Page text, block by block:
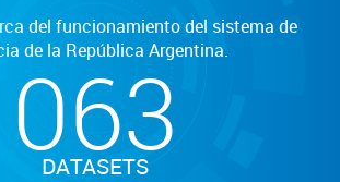
del funcionamiento del sistema de
de la República Argentina.
063
DATASETS